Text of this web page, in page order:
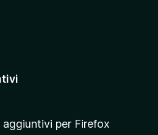
per Firefox